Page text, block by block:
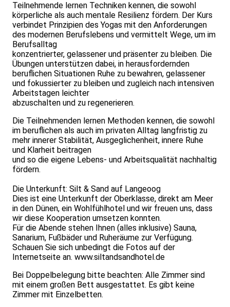
Teilnehmende lernen Techniken kennen, die sowohl
körperliche als auch mentale Resilienz fördern. Der Kurs
verbindet Prinzipien des Yogas mit den Anforderungen
des modernen Berufslebens und vermittelt Wege, um im
Berufsalltag
konzentrierter, gelassener und präsenter zu bleiben. Die
Übungen unterstützen dabei, in herausfordernden
beruflichen Situationen Ruhe zu bewahren, gelassener
und fokussierter zu bleiben und zugleich nach intensiven
Arbeitstagen leichter
abzuschalten und zu regenerieren.
Die Teilnehmenden lernen Methoden kennen, die sowohl
im beruflichen als auch im privaten Alltag langfristig zu
mehr innerer Stabilität, Ausgeglichenheit, innere Ruhe
und Klarheit beitragen
und so die eigene Lebens- und Arbeitsqualität nachhaltig
fördern.
Die Unterkunft: Silt & Sand auf Langeoog
Dies ist eine Unterkunft der Oberklasse, direkt am Meer
in den Dünen, ein Wohlfühlhotel und wir freuen uns, dass
wir diese Kooperation umsetzen konnten.
Für die Abende stehen Ihnen (alles inklusive) Sauna,
Sanarium, Fußbäder und Ruheräume zur Verfügung.
Schauen Sie sich unbedingt die Fotos auf der
Internetseite an. www.siltandsandhotel.de
Bei Doppelbelegung bitte beachten: Alle Zimmer sind
mit einem großen Bett ausgestattet. Es gibt keine
Zimmer mit Einzelbetten.